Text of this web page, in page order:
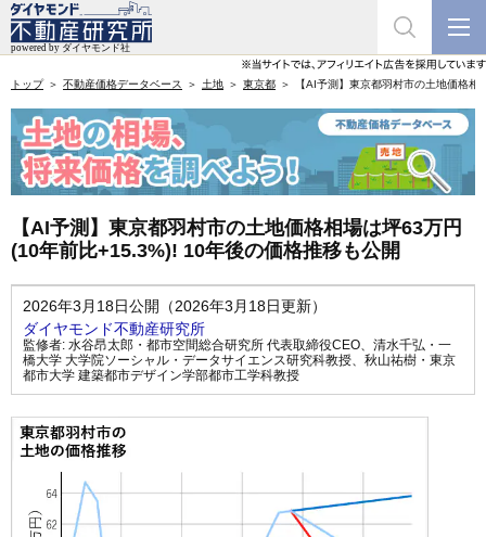
トップ 不動産価格データベース 土地 東京都 【AI予測】東京都羽村市の土地価格
【AI予測】東京都羽村市の土地価格相場は坪63万円
(10年前比+15.3%)! 10年後の価格推移も公開
2026年3月18日公開（2026年3月18日更新）
ダイヤモンド不動産研究所
監修者: 水谷昂太郎・都市空間総合研究所 代表取締役CEO、 清水千弘・一
橋大学 大学院ソーシャル・データサイエンス研究科教授、 秋山祐樹・東京
都市大学 建築都市デザイン学部都市工学科教授